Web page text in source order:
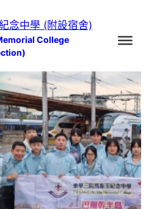
念中學 (附設宿舍)
College